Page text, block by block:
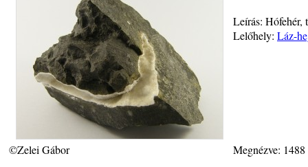
Leírás: Hófehér,
Lelőhely: Láz-
©Zelei Gábor Megnézve: